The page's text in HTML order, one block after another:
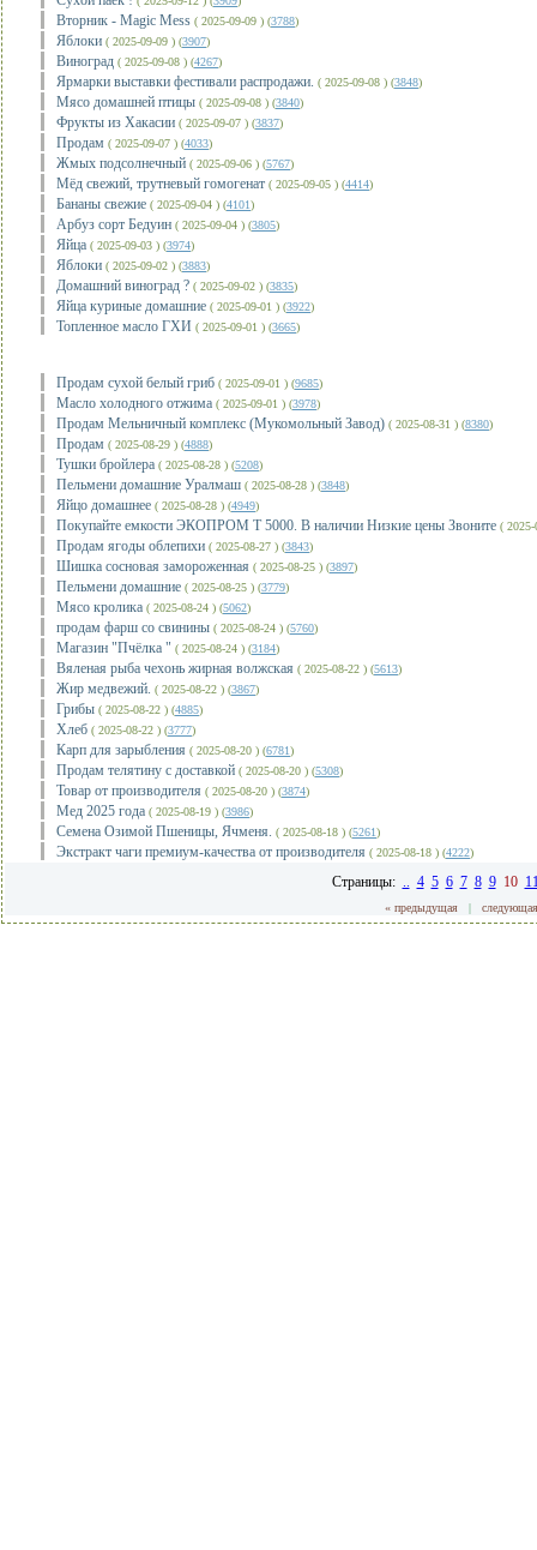
Вторник - Magic Mess ( 2025-09-09 ) (3788)
Яблоки ( 2025-09-09 ) (3907)
Виноград ( 2025-09-08 ) (4267)
Ярмарки выставки фестивали распродажи. ( 2025-09-08 ) (3848)
Мясо домашней птицы ( 2025-09-08 ) (3840)
Фрукты из Хакасии ( 2025-09-07 ) (3837)
Продам ( 2025-09-07 ) (4033)
Жмых подсолнечный ( 2025-09-06 ) (5767)
Мёд свежий, трутневый гомогенат ( 2025-09-05 ) (4414)
Бананы свежие ( 2025-09-04 ) (4101)
Арбуз сорт Бедуин ( 2025-09-04 ) (3805)
Яйца ( 2025-09-03 ) (3974)
Яблоки ( 2025-09-02 ) (3883)
Домашний виноград ? ( 2025-09-02 ) (3835)
Яйца куриные домашние ( 2025-09-01 ) (3922)
Топленное масло ГХИ ( 2025-09-01 ) (3665)
Продам сухой белый гриб ( 2025-09-01 ) (9685)
Масло холодного отжима ( 2025-09-01 ) (3978)
Продам Мельничный комплекс (Мукомольный Завод) ( 2025-08-31 ) (8380)
Продам ( 2025-08-29 ) (4888)
Тушки бройлера ( 2025-08-28 ) (5208)
Пельмени домашние Уралмаш ( 2025-08-28 ) (3848)
Яйцо домашнее ( 2025-08-28 ) (4949)
Покупайте емкости ЭКОПРОМ Т 5000. В наличии Низкие цены Звоните (
Продам ягоды облепихи ( 2025-08-27 ) (3843)
Шишка сосновая замороженная ( 2025-08-25 ) (3897)
Пельмени домашние ( 2025-08-25 ) (3779)
Мясо кролика ( 2025-08-24 ) (5062)
продам фарш со свинины ( 2025-08-24 ) (5760)
Магазин "Пчёлка " ( 2025-08-24 ) (3184)
Вяленая рыба чехонь жирная волжская ( 2025-08-22 ) (5613)
Жир медвежий. ( 2025-08-22 ) (3867)
Грибы ( 2025-08-22 ) (4885)
Хлеб ( 2025-08-22 ) (3777)
Карп для зарыбления ( 2025-08-20 ) (6781)
Продам телятину с доставкой ( 2025-08-20 ) (5308)
Товар от производителя ( 2025-08-20 ) (3874)
Мед 2025 года ( 2025-08-19 ) (3986)
Семена Озимой Пшеницы, Ячменя. ( 2025-08-18 ) (5261)
Экстракт чаги премиум-качества от производителя ( 2025-08-18 ) (4222)
Страницы: .. 4 5 6 7 8 9 10
« предыдущая|